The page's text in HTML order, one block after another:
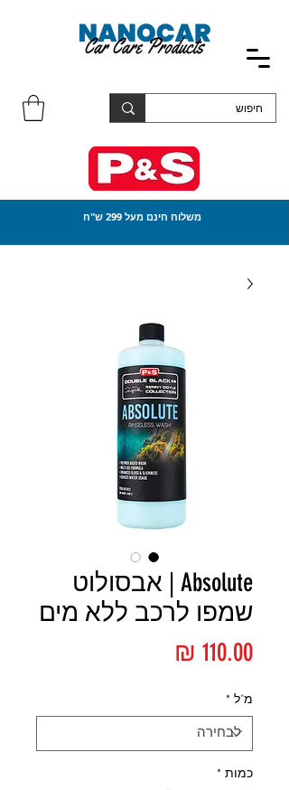
משלוח חינם מעל 299 ש"ח
Absolute | אבסולוט
שמפו לרכב ללא מים
מ"ל *
כמות *